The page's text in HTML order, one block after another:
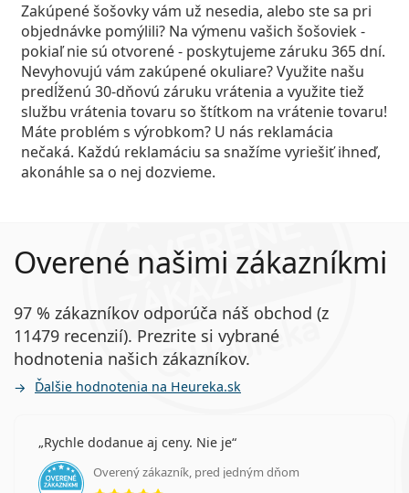
Zakúpené šošovky vám už nesedia, alebo ste sa pri
objednávke pomýlili? Na výmenu vašich šošoviek -
pokiaľ nie sú otvorené - poskytujeme záruku 365 dní.
Nevyhovujú vám zakúpené okuliare? Využite našu
predĺženú 30-dňovú záruku vrátenia a využite tiež
službu vrátenia tovaru so štítkom na vrátenie tovaru!
Máte problém s výrobkom? U nás reklamácia
nečaká. Každú reklamáciu sa snažíme vyriešiť ihneď,
akonáhle sa o nej dozvieme.
Overené našimi zákazníkmi
97 % zákazníkov odporúča náš obchod (z
11479 recenzií). Prezrite si vybrané
hodnotenia našich zákazníkov.
Ďalšie hodnotenia na Heureka.sk
Rychle dodanue aj ceny. Nie je
Overený zákazník, pred jedným dňom
hodnotenie 5 z 5